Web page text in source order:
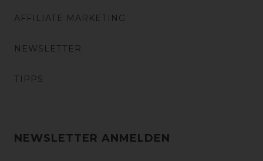
AFFILIATE MARKETING
NEWSLETTER
TIPPS
NEWSLETTER ANMELDEN